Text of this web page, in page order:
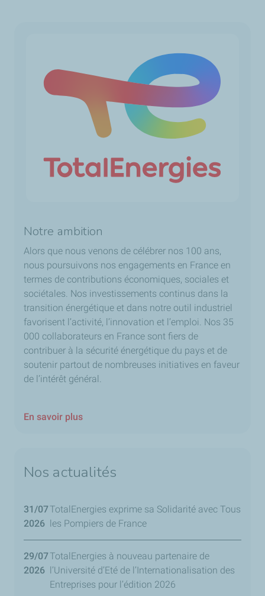
Notre ambition
Alors que nous venons de célébrer nos 100 ans,
nous poursuivons nos engagements en France en
termes de contributions économiques, sociales et
sociétales. Nos investissements continus dans la
transition énergétique et dans notre outil industriel
favorisent l’activité, l’innovation et l’emploi. Nos 35
000 collaborateurs en France sont fiers de
contribuer à la sécurité énergétique du pays et de
soutenir partout de nombreuses initiatives en faveur
de l’intérêt général.
En savoir plus
Nos actualités
31/07
2026
TotalEnergies exprime sa Solidarité avec Tous
les Pompiers de France
29/07
2026
TotalEnergies à nouveau partenaire de
l’Université d’Eté de l’Internationalisation des
Entreprises pour l’édition 2026